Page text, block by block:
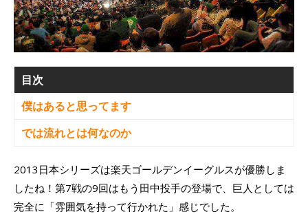
目次
僕はあると思ってます
では流れとは何なのか
2013日本シリーズは楽天ゴールデンイーグルスが優勝しま
したね！第7戦の9回はもう田中投手の登場で、巨人としては
完全に「雰囲気を持って行かれた」感じでした。